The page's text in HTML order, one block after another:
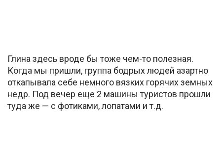
Глина здесь вроде бы тоже чем-то полезная.
Когда мы пришли, группа бодрых людей азартно
откапывала себе немного вязких горячих земных
недр. Под вечер еще 2 машины туристов прошли
туда же — с фотиками, лопатами и т.д.